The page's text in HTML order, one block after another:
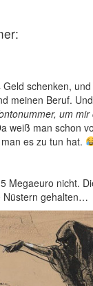
schenken,
meinen Beruf.
um
weiß man schon
es zu tun hat.
Megaeuro nicht.
Nüstern gehalten…